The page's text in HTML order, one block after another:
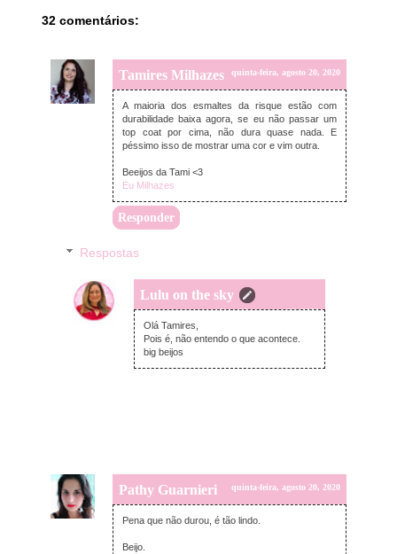
32 comentários:
Tamires Milhazes quinta-feira, agosto 20, 2020
A maioria dos esmaltes da risque estão com
durabilidade baixa agora, se eu não passar um
top coat por cima, não dura quase nada. E
péssimo isso de mostrar uma cor e vim outra.
Beeijos da Tami <3
Eu Milhazes
Responder
Respostas
Lulu on the sky
quinta-feira, agosto 20, 2020
Olá Tamires,
Pois é, não entendo o que acontece.
big beijos
Pathy Guarnieri quinta-feira, agosto 20, 2020
Pena que não durou, é tão lindo.
Beijo.